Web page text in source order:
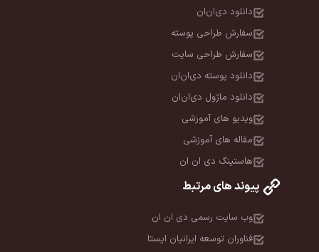
دانلود دی‌ان‌ان
سفارش طراحی پوسته
سفارش طراحی سایت
دانلود پوسته دی‌ان‌ان
دانلود ماژول دی‌ان‌ان
ویدیو های آموزشی
مقاله های آموزشی
هاستینگ دی ان ان
پیوند های مرتبط
وب سایت رسمی دی ان ان
فناوران توسعه ایرانیان ایستا